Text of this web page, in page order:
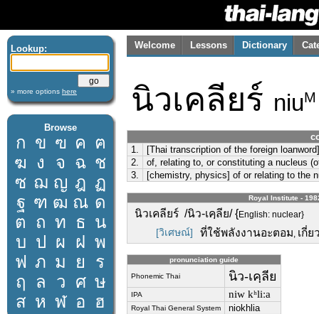
Lookup:
» more options here
Browse
ก ข ฃ ค ฅ
ฆ ง จ ฉ ช
ซ ฌ ญ ฎ ฏ
ฐ ฑ ฒ ณ ด
ต ถ ท ธ น
บ ป ผ ฝ พ
ฟ ภ ม ย
ร
ฤ
ล ว ศ ษ
ส ห ฬ อ ฮ
Welcome Lessons Dictionary
นิวเคลียร์ niuM
1.
[Thai transcription of the foreign
2.
of, relating to, or constituting a nucleus
3.
[chemistry, physics] of or relating to the
Royal Institute -
นิวเคลียร์ /นิว-เคฺลีย/ {English: nuclear}
[วิเศษณ์] ที่ใช้พลังงานอะตอม, เกี่
pronunciation guide
Phonemic Thai นิว-เคฺลีย
IPA niw kʰliːa
Royal Thai General System niokhlia